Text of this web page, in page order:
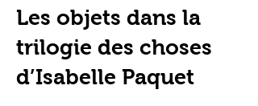
Les objets dans la
trilogie des choses
d’Isabelle Paquet